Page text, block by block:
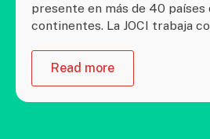
presente en más de 40 países
continentes. La JOCI trabaja
Read more